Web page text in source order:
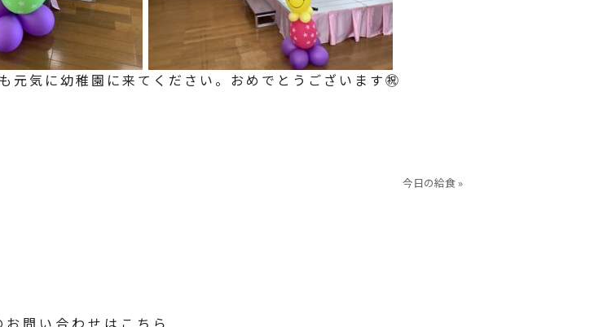
気に幼稚園に来てください。おめでとうございます㊗️
今日の給食 »
お問い合わせはこちら